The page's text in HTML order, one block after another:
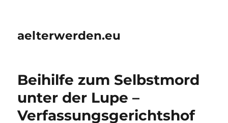
aelterwerden.eu
Beihilfe zum Selbstmord
unter der Lupe –
Verfassungsgerichtshof